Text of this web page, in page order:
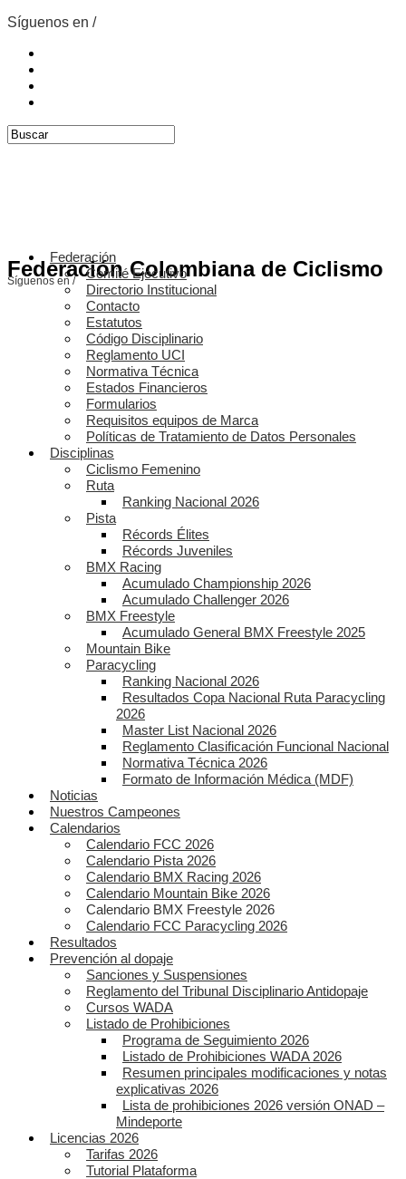
Síguenos en /
Federación Colombiana de Ciclismo
Síguenos en /
Federación
Comité Ejecutivo
Directorio Institucional
Contacto
Estatutos
Código Disciplinario
Reglamento UCI
Normativa Técnica
Estados Financieros
Formularios
Requisitos equipos de Marca
Políticas de Tratamiento de Datos Personales
Disciplinas
Ciclismo Femenino
Ruta
Ranking Nacional 2026
Pista
Récords Élites
Récords Juveniles
BMX Racing
Acumulado Championship 2026
Acumulado Challenger 2026
BMX Freestyle
Acumulado General BMX Freestyle 2025
Mountain Bike
Paracycling
Ranking Nacional 2026
Resultados Copa Nacional Ruta Paracycling
2026
Master List Nacional 2026
Reglamento Clasificación Funcional Nacional
Normativa Técnica 2026
Formato de Información Médica (MDF)
Noticias
Nuestros Campeones
Calendarios
Calendario FCC 2026
Calendario Pista 2026
Calendario BMX Racing 2026
Calendario Mountain Bike 2026
Calendario BMX Freestyle 2026
Calendario FCC Paracycling 2026
Resultados
Prevención al dopaje
Sanciones y Suspensiones
Reglamento del Tribunal Disciplinario Antidopaje
Cursos WADA
Listado de Prohibiciones
Programa de Seguimiento 2026
Listado de Prohibiciones WADA 2026
Resumen principales modificaciones y notas
explicativas 2026
Lista de prohibiciones 2026 versión ONAD –
Mindeporte
Licencias 2026
Tarifas 2026
Tutorial Plataforma